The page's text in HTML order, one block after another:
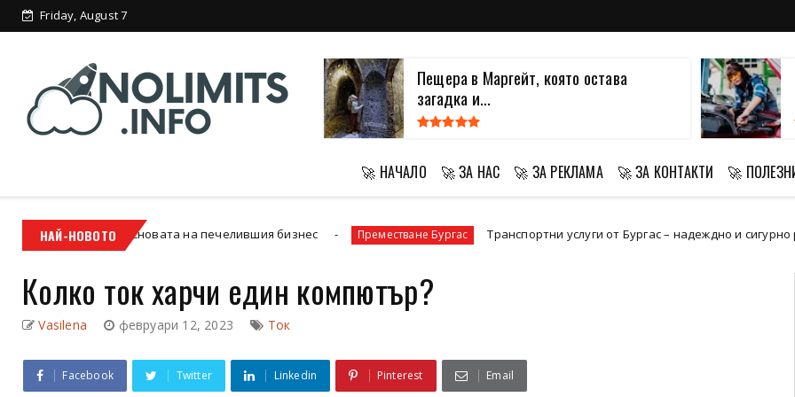
Friday, August 7
Пещера в Маргейт, която остава
загадка и...
Инструменти и материали,
необходими за р...
🚀 НАЧАЛО 🚀 ЗА НАС 🚀 ЗА РЕКЛАМА 🚀 ЗА КОНТАКТИ 🚀
НАЙ-НОВОТО
на печелившия бизнес Преместване Бургас Транспортни услуги от Бургас – надеждно и сигурно решение за
Колко ток харчи един компютър?
Vasilena февруари 12, 2023 Ток
Facebook Twitter Linkedin Pinterest Email